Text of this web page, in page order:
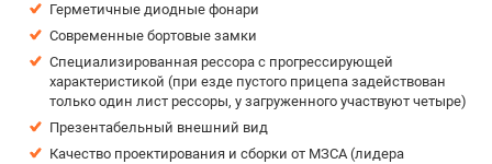
Герметичные диодные фонари
Современные бортовые замки
Специализированная рессора с прогрессирующей
характеристикой (при езде пустого прицепа задействован
только один лист рессоры, у загруженного участвуют четыре)
Презентабельный внешний вид
Качество проектирования и сборки от МЗСА (лидера